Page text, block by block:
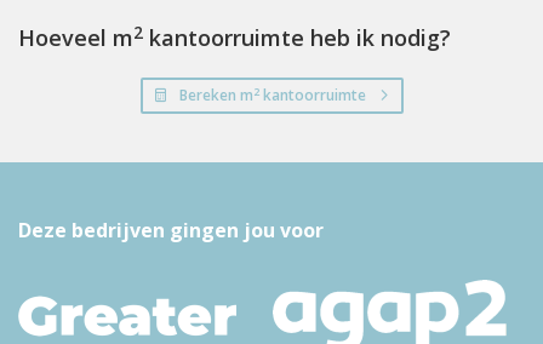
Hoeveel m2 kantoorruimte heb ik nodig?
Bereken m2kantoorruimte
Deze bedrijven gingen jou voor